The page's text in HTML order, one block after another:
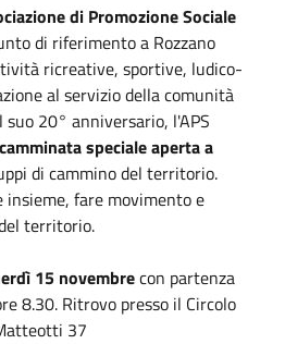
di Promozione Sociale
di riferimento a Rozzano
ricreative, sportive, ludico-
al servizio della comunità
suo 20° anniversario, l'APS
camminata speciale aperta a
di cammino del territorio.
insieme, fare movimento e
territorio.
15 novembrecon partenza
8.30. Ritrovo presso il Circolo
37